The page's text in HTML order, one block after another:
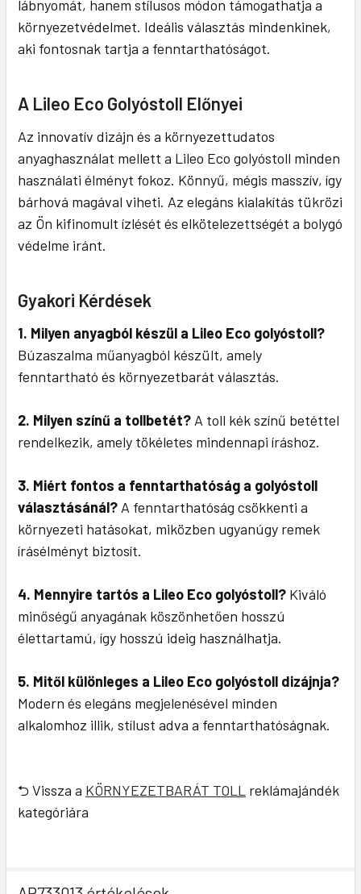
lábnyomát, hanem stílusos módon támogathatja a
környezetvédelmet. Ideális választás mindenkinek,
aki fontosnak tartja a fenntarthatóságot.
A Lileo Eco Golyóstoll Előnyei
Az innovatív dizájn és a környezettudatos
anyaghasználat mellett a Lileo Eco golyóstoll minden
használati élményt fokoz. Könnyű, mégis masszív, így
bárhová magával viheti. Az elegáns kialakítás tükrözi
az Ön kifinomult ízlését és elkötelezettségét a bolygó
védelme iránt.
Gyakori Kérdések
1. Milyen anyagból készül a Lileo Eco golyóstoll?
Búzaszalma műanyagból készült, amely
fenntartható és környezetbarát választás.
2. Milyen színű a tollbetét?A toll kék színű betéttel
rendelkezik, amely tökéletes mindennapi íráshoz.
3. Miért fontos a fenntarthatóság a golyóstoll
választásánál?A fenntarthatóság csökkenti a
környezeti hatásokat, miközben ugyanúgy remek
írásélményt biztosít.
4. Mennyire tartós a Lileo Eco golyóstoll? Kiváló
minőségű anyagának köszönhetően hosszú
élettartamú, így hosszú ideig használhatja.
5. Mitől különleges a Lileo Eco golyóstoll dizájnja?
Modern és elegáns megjelenésével minden
alkalomhoz illik, stílust adva a fenntarthatóságnak.
⮌ Vissza a KÖRNYEZETBARÁT TOLL reklámajándék
kategóriára